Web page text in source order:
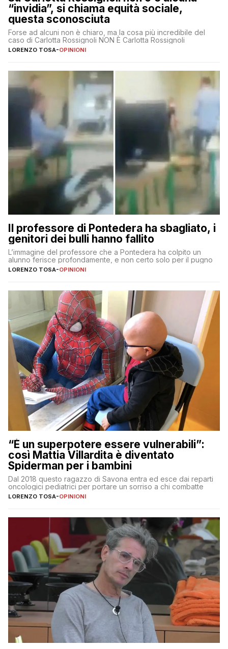
“invidia”, si chiama equità sociale,
questa sconosciuta
Forse ad alcuni non è chiaro, ma la cosa più incredibile del
caso di Carlotta Rossignoli NON È Carlotta Rossignoli
LORENZO TOSA-OPINIONI
Il professore di Pontedera ha sbagliato, i
genitori dei bulli hanno fallito
L’immagine del professore che a Pontedera ha colpito un
alunno ferisce profondamente, e non certo solo per il pugno
LORENZO TOSA-OPINIONI
“È un superpotere essere vulnerabili”:
così Mattia Villardita è diventato
Spiderman per i bambini
Dal 2018 questo ragazzo di Savona entra ed esce dai reparti
oncologici pediatrici per portare un sorriso a chi combatte
LORENZO TOSA-OPINIONI